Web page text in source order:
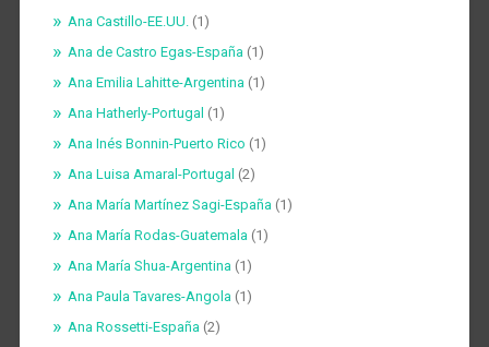
Ana Castillo-EE.UU. (1)
Ana de Castro Egas-España (1)
Ana Emilia Lahitte-Argentina (1)
Ana Hatherly-Portugal (1)
Ana Inés Bonnin-Puerto Rico (1)
Ana Luisa Amaral-Portugal (2)
Ana María Martínez Sagi-España (1)
Ana María Rodas-Guatemala (1)
Ana María Shua-Argentina (1)
Ana Paula Tavares-Angola (1)
Ana Rossetti-España (2)